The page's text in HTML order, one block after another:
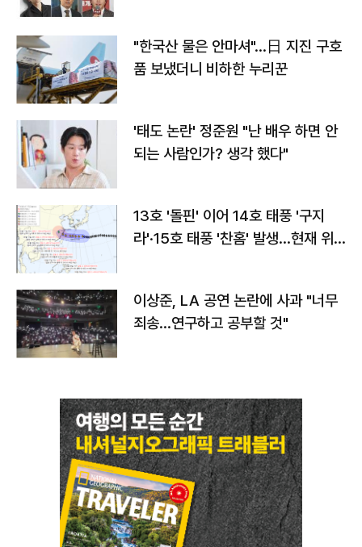
"한국산 물은 안마셔"…日 지진 구호
품 보냈더니 비하한 누리꾼
'태도 논란' 정준원 "난 배우 하면 안
되는 사람인가? 생각 했다"
13호 '돌핀' 이어 14호 태풍 '구지
라'·15호 태풍 '찬홈' 발생…현재 위
이상준, LA 공연 논란에 사과 "너무
죄송…연구하고 공부할 것"